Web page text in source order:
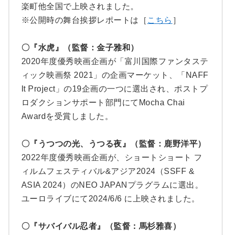
楽町他全国で上映されました。
※公開時の舞台挨拶レポートは［ こちら ］
〇『水虎』（監督：金子雅和）
2020年度優秀映画企画が「富川国際ファンタステ
ィック映画祭 2021」の企画マーケット、「NAFF
It Project」の19企画の一つに選出され、ポストプ
ロダクションサポート部門にてMocha Chai
Awardを受賞しました。
〇『うつつの光、うつる夜』（監督：鹿野洋平）
2022年度優秀映画企画が、ショートショート フ
ィルムフェスティバル&アジア2024（SSFF &
ASIA 2024）のNEO JAPANプラグラムに選出。
ユーロライブにて2024/6/6 に上映されました。
〇『サバイバル忍者』（監督：馬杉雅喜）